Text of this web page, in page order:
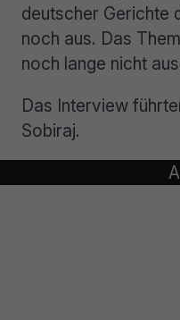
deutscher Gerichte
noch aus. Das
noch lange nicht
Das Interview
Sobiraj.